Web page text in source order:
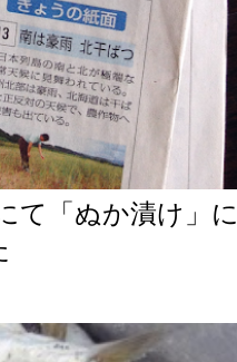
て「ぬか漬け」に